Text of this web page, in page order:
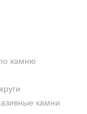
камню
камни